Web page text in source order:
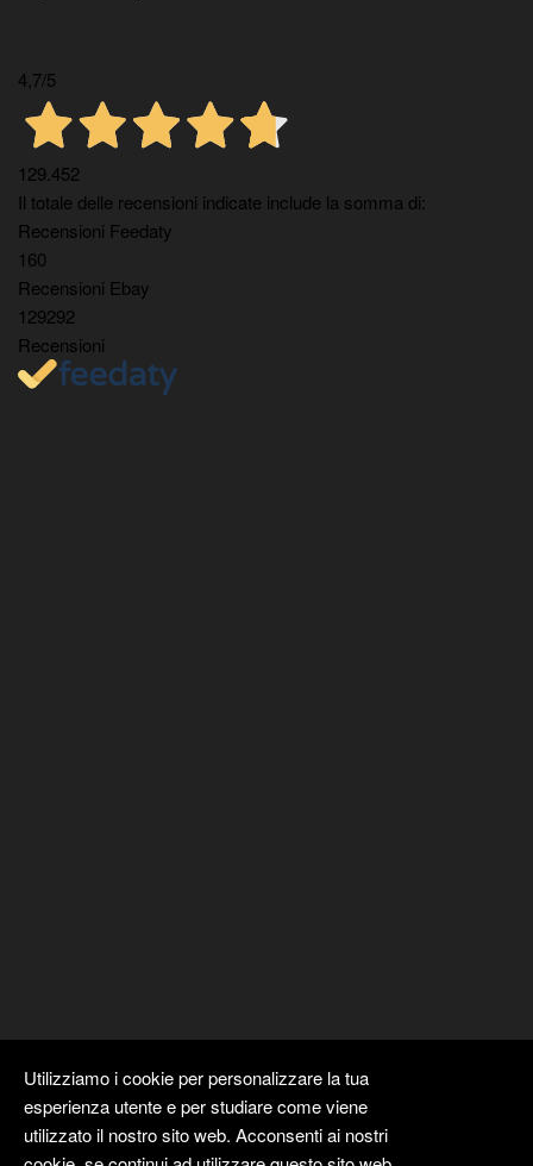
4,7/5
129.452
Il totale delle recensioni indicate include la somma di:
Recensioni Feedaty
160
Recensioni Ebay
129292
Recensioni
Utilizziamo i cookie per personalizzare la tua
esperienza utente e per studiare come viene
utilizzato il nostro sito web. Acconsenti ai nostri